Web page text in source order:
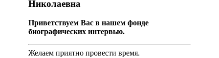
Николаевна
Приветствуем Вас в нашем фонде
биографических интервью.
Желаем приятно провести время.